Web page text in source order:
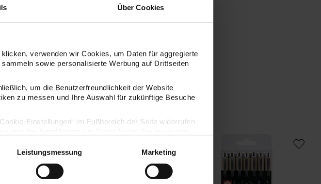
Über Cookies
verwenden wir Cookies, um Daten für aggregierte
sowie personalisierte Werbung auf Drittseiten
um die Benutzerfreundlichkeit der Website
zu messen und Ihre Auswahl für zukünftige Besuche
Einstellungen“ im Fußbereich der Seite widerrufen
Leistungsmessung Marketing
Pigma Micron Set SchwarzPigment Liner Sakura Pigma Micron Set 9 StückPigment Liner Sakura Pigma Micron Set